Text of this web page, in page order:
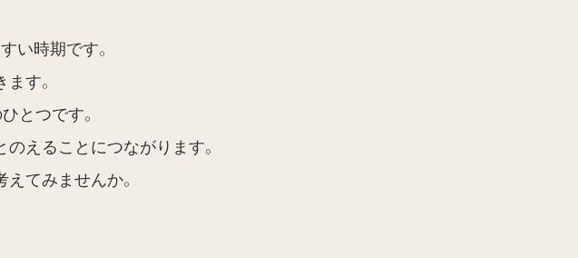
い時期です。
す。
とつです。
えることにつながります。
てみませんか。